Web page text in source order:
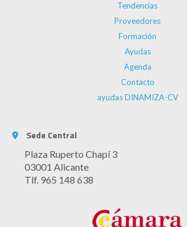
Tendencias
Proveedores
Formación
Ayudas
Agenda
Contacto
ayudas DINAMIZA-CV
Sede Central
Plaza Ruperto Chapí 3
03001 Alicante
Tlf. 965 148 638